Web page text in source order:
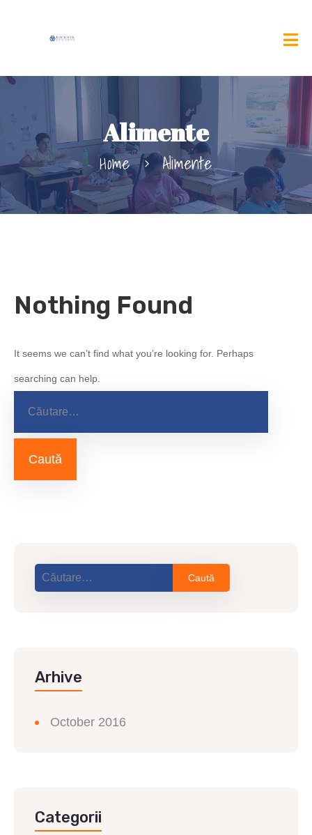
Alimente
Home Alimente
Nothing Found
It seems we can’t find what you’re looking for. Perhaps
searching can help.
Arhive
October 2016
Categorii